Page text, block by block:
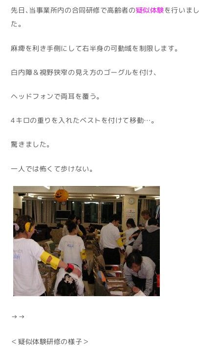
先日、当事業所内の合同研修で高齢者の 疑似体験を行いまし
た。
麻痺を利き手側にして右半身の可動域を制限します。
白内障＆視野狭窄の見え方のゴーグルを付け、
ヘッドフォンで両耳を覆う。
4キロの重りを入れたベストを付けて移動…。
驚きました。
一人では怖くて歩けない。
↑↑
＜疑似体験研修の様子＞